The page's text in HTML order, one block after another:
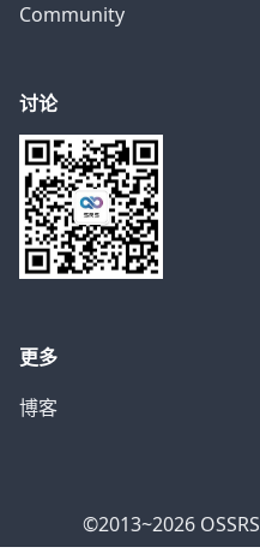
Community
讨论
更多
博客
©2013~2026 OSSRS